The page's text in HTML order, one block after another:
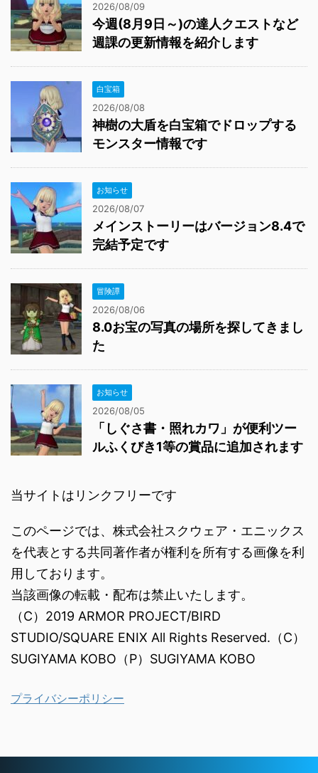
2026/08/09
今週(8月9日～)の達人クエストなど
週課の更新情報を紹介します
白宝箱
2026/08/08
神樹の大盾を白宝箱でドロップする
モンスター情報です
お知らせ
2026/08/07
メインストーリーはバージョン8.4で
完結予定です
冒険譚
2026/08/06
8.0お宝の写真の場所を探してきまし
た
お知らせ
2026/08/05
「しぐさ書・照れカワ」が便利ツー
ルふくびき1等の賞品に追加されます
当サイトはリンクフリーです
このページでは、株式会社スクウェア・エニックス
を代表とする共同著作者が権利を所有する画像を利
用しております。
当該画像の転載・配布は禁止いたします。
（C）2019 ARMOR PROJECT/BIRD
STUDIO/SQUARE ENIX All Rights Reserved.（C）
SUGIYAMA KOBO（P）SUGIYAMA KOBO
プライバシーポリシー